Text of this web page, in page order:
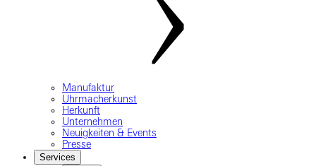
Manufaktur
Uhrmacherkunst
Herkunft
Unternehmen
Neuigkeiten & Events
Presse
Services